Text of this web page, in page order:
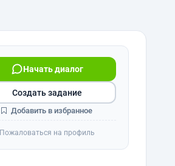
Начать диалог
Создать задание
Добавить в избранное
Пожаловаться на профиль